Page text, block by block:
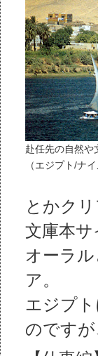
赴任先の自然や
（エジプト/ナイ
とかク
文庫本
オーラ
ア。
エジプ
のです